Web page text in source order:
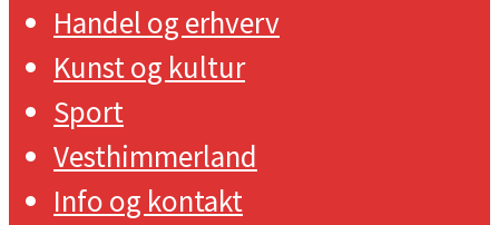
Handel og erhverv
Kunst og kultur
Sport
Vesthimmerland
Info og kontakt